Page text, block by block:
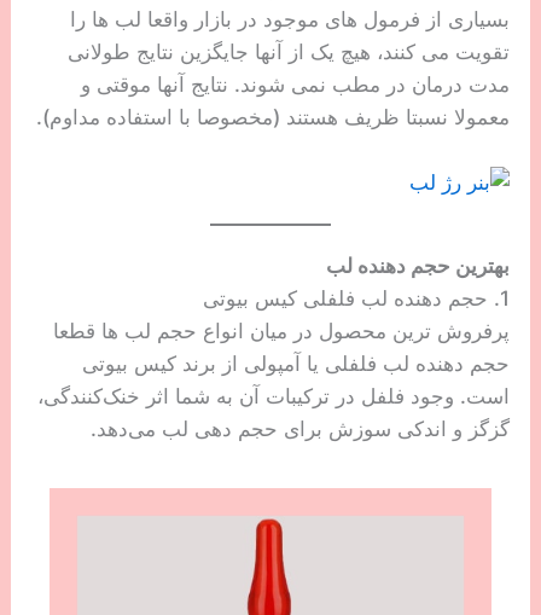
بسیاری از فرمول های موجود در بازار واقعا لب ها را
تقویت می کنند، هیچ یک از آنها جایگزین نتایج طولانی
مدت درمان در مطب نمی شوند. نتایج آنها موقتی و
معمولا نسبتا ظریف هستند (مخصوصا با استفاده مداوم).
بهترین حجم دهنده لب
1. حجم دهنده لب فلفلی کیس بیوتی
پرفروش ترین محصول در میان انواع حجم لب ها قطعا
حجم دهنده لب فلفلی یا آمپولی از برند کیس بیوتی
است. وجود فلفل در ترکیبات آن به شما اثر خنک‌کنندگی،
گزگز و اندکی سوزش برای حجم دهی لب می‌دهد.